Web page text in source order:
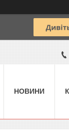
НОВИНИ